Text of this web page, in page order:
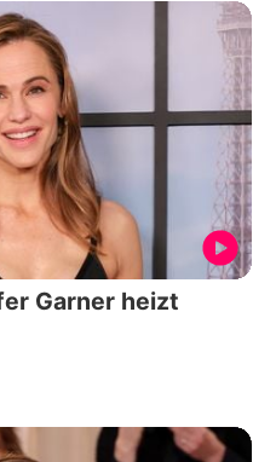
Garner heizt